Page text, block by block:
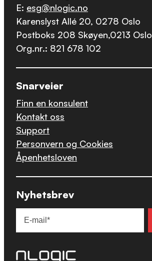
E: esg@nlogic.no
Karenslyst Allé 20, 0278 Oslo
Postboks 208 Skøyen,0213 Oslo
Org.nr.: 821 678 102
Snarveier
Finn en konsulent
Kontakt oss
Support
Personvern og Cookies
Åpenhetsloven
Nyhetsbrev